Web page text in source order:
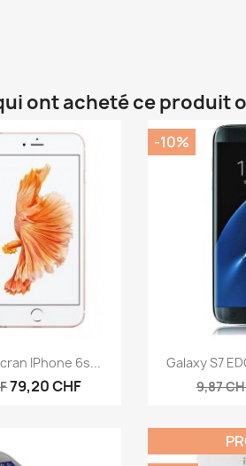
ont acheté ce produit
rapide
IPhone 6s...
79,20 CHF

Galaxy S7
9,87
-10%